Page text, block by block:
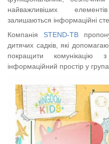
найважливіших
залишаються інформаційні
Компанія STEND-TB
дитячих садків, які
покращити комунікацію
інформаційний простір у